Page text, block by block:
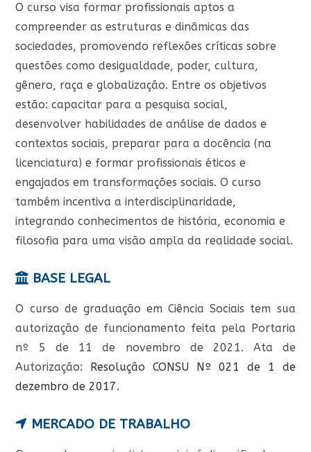
O curso visa formar profissionais aptos a
compreender as estruturas e dinâmicas das
sociedades, promovendo reflexões críticas sobre
questões como desigualdade, poder, cultura,
gênero, raça e globalização. Entre os objetivos
estão: capacitar para a pesquisa social,
desenvolver habilidades de análise de dados e
contextos sociais, preparar para a docência (na
licenciatura) e formar profissionais éticos e
engajados em transformações sociais. O curso
também incentiva a interdisciplinaridade,
integrando conhecimentos de história, economia e
filosofia para uma visão ampla da realidade social.
BASE LEGAL
O curso de graduação em Ciência Sociais tem sua
autorização de funcionamento feita pela Portaria
nº 5 de 11 de novembro de 2021. Ata de
Autorização:
Resolução CONSU Nº 021 de 1 de
dezembro de 2017.
MERCADO DE TRABALHO